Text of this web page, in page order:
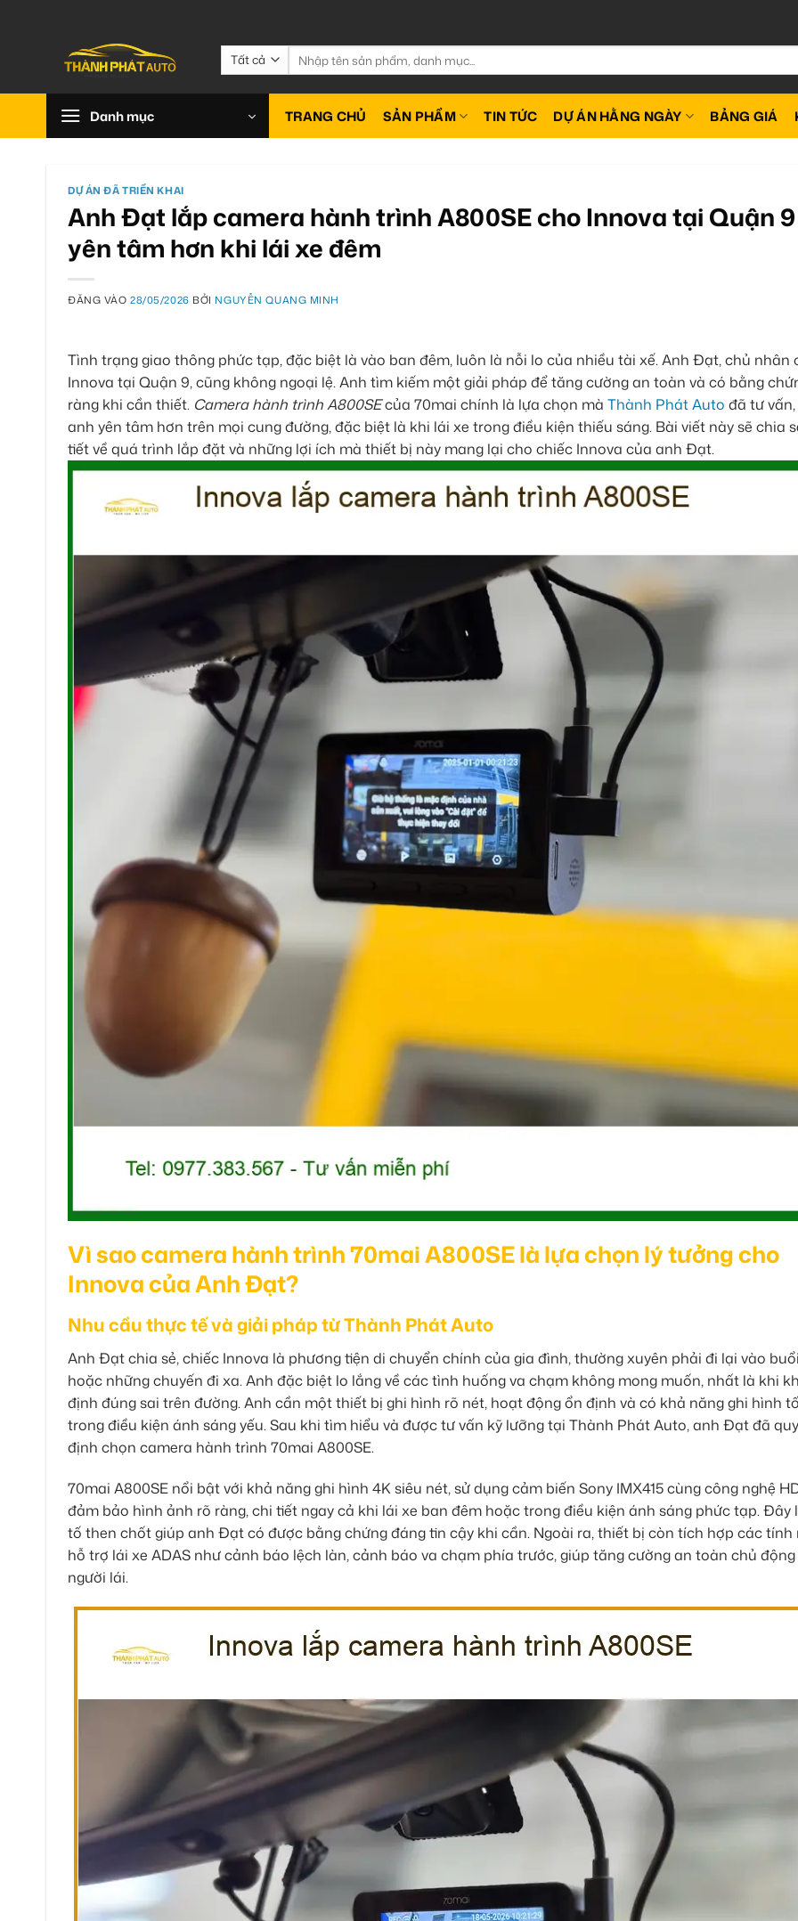
Tìm
kiếm:
Danh mục TRANG CHỦ SẢN PHẨM TIN TỨC DỰ ÁN HẰNG NGÀY BẢNG GIÁ
DỰ ÁN ĐÃ TRIỂN KHAI
Anh Đạt lắp camera hành trình A800SE cho Innova tại Quận
yên tâm hơn khi lái xe đêm
ĐĂNG VÀO28/05/2026 BỞI NGUYỄN QUANG MINH
Tình trạng giao thông phức tạp, đặc biệt là vào ban đêm, luôn là nỗi lo của nhiều tài xế. Anh Đạt, chủ nhân
Innova tại Quận 9, cũng không ngoại lệ. Anh tìm kiếm một giải pháp để tăng cường an toàn và có bằng
ràng khi cần thiết. Camera hành trình A800SEcủa 70mai chính là lựa chọn mà Thành Phát Auto đã tư
anh yên tâm hơn trên mọi cung đường, đặc biệt là khi lái xe trong điều kiện thiếu sáng. Bài viết này sẽ chia
tiết về quá trình lắp đặt và những lợi ích mà thiết bị này mang lại cho chiếc Innova của anh Đạt.
Vì sao camera hành trình 70mai A800SE là lựa chọn lý tưởng cho
Innova của Anh Đạt?
Nhu cầu thực tế và giải pháp từ Thành Phát Auto
Anh Đạt chia sẻ, chiếc Innova là phương tiện di chuyển chính của gia đình, thường xuyên phải đi lại vào
hoặc những chuyến đi xa. Anh đặc biệt lo lắng về các tình huống va chạm không mong muốn, nhất là khi
định đúng sai trên đường. Anh cần một thiết bị ghi hình rõ nét, hoạt động ổn định và có khả năng ghi hình
trong điều kiện ánh sáng yếu. Sau khi tìm hiểu và được tư vấn kỹ lưỡng tại Thành Phát Auto, anh Đạt đã
định chọn camera hành trình 70mai A800SE.
70mai A800SE nổi bật với khả năng ghi hình 4K siêu nét, sử dụng cảm biến Sony IMX415 cùng công nghệ
đảm bảo hình ảnh rõ ràng, chi tiết ngay cả khi lái xe ban đêm hoặc trong điều kiện ánh sáng phức tạp. Đây
tố then chốt giúp anh Đạt có được bằng chứng đáng tin cậy khi cần. Ngoài ra, thiết bị còn tích hợp các tính
hỗ trợ lái xe ADAS như cảnh báo lệch làn, cảnh báo va chạm phía trước, giúp tăng cường an toàn chủ
người lái.